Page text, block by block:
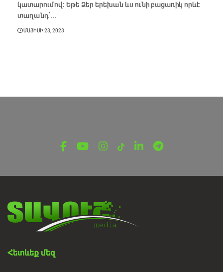
կատարումով։ Եթե Ձեր երեխան ևս ունի բացառիկ որևէ
տաղանդ՝...
ՄԱՅԻՍԻ 23, 2023
Հետևեք մեզ